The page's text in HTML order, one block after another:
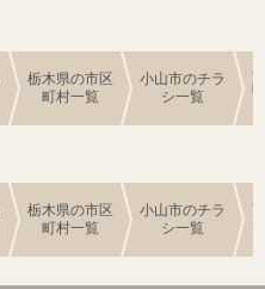
栃木県の市区
町村一覧
小山市のチラ
シ一覧
栃木県の市区
町村一覧
小山市のチラ
シ一覧